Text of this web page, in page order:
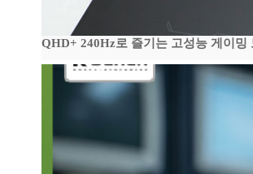
QHD+ 240Hz로 즐기는 고성능 게이